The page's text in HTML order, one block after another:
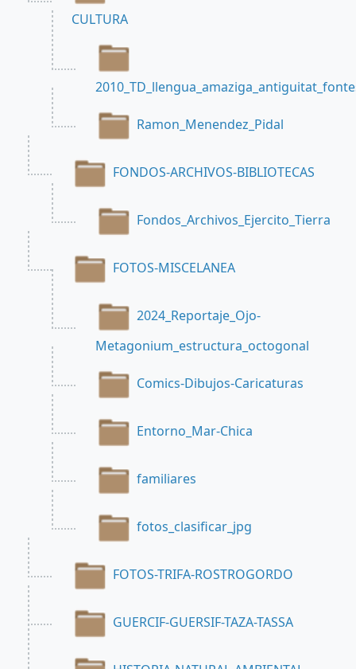
CULTURA
Ramon_Menendez_Pidal
FONDOS-ARCHIVOS-BIBLIOTECAS
Fondos_Archivos_Ejercito_Tierra
FOTOS-MISCELANEA
2024_Reportaje_Ojo-
Metagonium_estructura_octogonal
Comics-Dibujos-Caricaturas
Entorno_Mar-Chica
familiares
fotos_clasificar_jpg
FOTOS-TRIFA-ROSTROGORDO
GUERCIF-GUERSIF-TAZA-TASSA